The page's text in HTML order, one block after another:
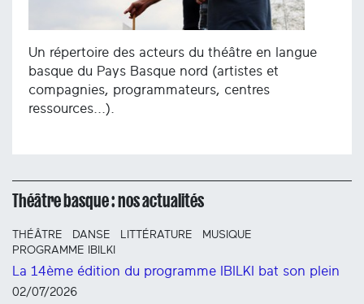
Un répertoire des acteurs du théâtre en langue
basque du Pays Basque nord (artistes et
compagnies, programmateurs, centres
ressources...).
Théâtre basque : nos actualités
THÉÂTRE DANSE LITTÉRATURE
MUSIQUE
PROGRAMME IBILKI
La 14ème édition du programme IBILKI bat son plein
02/07/2026